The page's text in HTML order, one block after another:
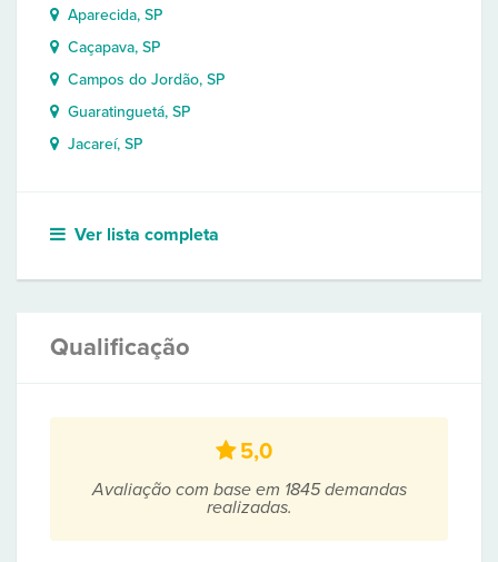
Aparecida, SP
Caçapava, SP
Campos do Jordão, SP
Guaratinguetá, SP
Jacareí, SP
Ver lista completa
Qualificação
5,0
Avaliação com base em 1845 demandas
realizadas.